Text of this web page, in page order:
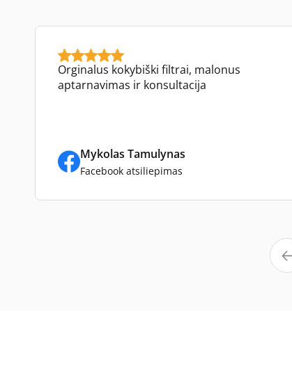
Orginalus kokybiški filtrai, malonus
aptarnavimas ir konsultacija
Mykolas Tamulynas
Facebook atsiliepimas